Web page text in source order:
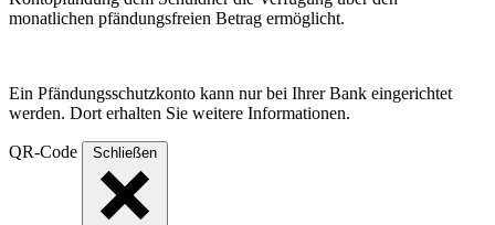
monatlichen pfändungsfreien Betrag ermöglicht.
Ein Pfändungsschutzkonto kann nur bei Ihrer Bank eingerichtet
werden. Dort erhalten Sie weitere Informationen.
QR-Code Schließen